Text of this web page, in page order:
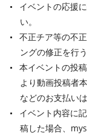
イベントの応援
い。
不正チア等の不
ングの修正を行
本イベントの投
より動画投稿者
などのお支払い
イベント内容に
稿した場合、